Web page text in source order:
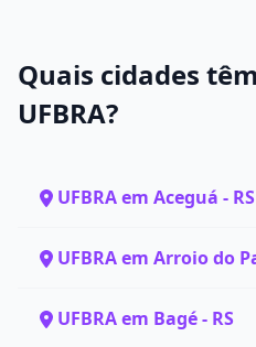
Quais cidades
UFBRA?
UFBRA em Aceguá - RS
UFBRA em Arroio do
UFBRA em Bagé - RS